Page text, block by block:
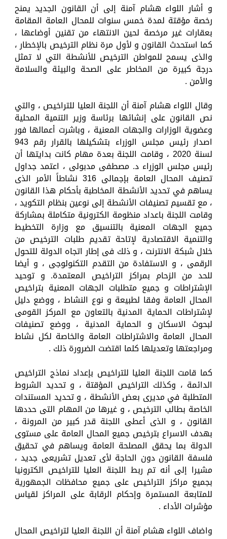
و أشار اللواء هشام آمنة إلى أن القانون الجديد يمنح
رخصة مؤقتة لمدة خمس سنوات للمحال العامة المقامة
بعقارات غير مرخصة لحين الانتهاء من تقنين أوضاعها ،
كما استحدث القانون و لأول مرة نظام الترخيص بالإخطار ،
والذى يسمح للمواطن الترخيص للأنشطة التي لا تمثل
درجة كبيرة من المخاطر على الصحة والبيئة والسلامة
والأمن .
وقال اللواء هشام آمنة أن اللجنة العليا للتراخيص ، والتي
نص القانون على إنشائها برئاسة وزير التنمية المحلية
وعضوية الوزارات والجهات المعنية ، وباشرت أعمالها فور
اصدار رئيس مجلس الوزراء بتشكيلها بالقرار رقم 943
لسنة 2020 ، وقامت اللجنة بعدة مهام كانت بدايتها أن
رئيس مجلس الوزراء د. مصطفى مدبولى ، اعتمد جداول
تصنيف المحال العامة بإجمالى 316 نشاطاً الأمر الذى
يساهم في تحديد الأنشطة المخاطبة بأحكام هذا القانون
، مع تقسيم تصنيفات الأنشطة إلى نوعين بنظام التكويد ،
وقامت اللجنة باعداد منظومة الكترونية متكاملة بمشاركة
جميع الجهات المعنية بالتنسيق مع وزارة التخطيط
والتنمية الاقتصادية لإتاحة تقديم طلبات الترخيص من
خلال شبكة الانترنت ، و ذلك فى إطار اتجاه الدولة للتحول
الرقمى ، و الاستفادة من التقدم التكنولوجى ، و أيضا
للحد من الزحام بمراكز التراخيص المعتمدة. و توحيد
الإشتراطات و جميع متطلبات الجهات المعنية بتراخيص
المحال العامة وفقا لطبيعة و نوع النشاط ، ووضع دليل
لإشتراطات الحماية المدنية بالتعاون مع المركز القومى
لبحوث الاسكان و الحماية المدنية ، ووضع تصنيفات
المحال العامة والاشتراطات العامة والخاصة لكل نشاط
ومراجعتها وتعديلها كلما اقتضت الضرورة ذلك .
كما قامت اللجنة العليا للتراخيص بإعداد نماذج التراخيص
الدائمة ، وكذلك التراخيص المؤقتة ، و تحديد الشروط
المتطلبة في مديرى بعض الأنشطة ، و تحديد المستندات
الخاصة بطالب الترخيص ، و غيرها من المهام التى حددها
القانون ، و الذى أعطى اللجنة قدر كبير من المرونة ،
بهدف الاسراع بترخيص جميع المحال العامة على مستوى
الدولة بما يحقق المصلحة العامة ويساهم في تحقيق
فلسفة القانون دون الحاجة لأى تعديل تشريعى جديد ،
مشيرا إلى أنه تم ربط اللجنة العليا للتراخيص الكترونيا
بجميع مراكز التراخيص على جميع محافظات الجمهورية
للمتابعة المستمرة وإحكام الرقابة على المراكز لقياس
مؤشرات الأداء .
واضاف اللواء هشام آمنة أن اللجنة العليا لتراخيص المحال